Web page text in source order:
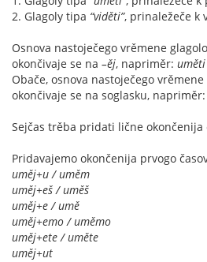
2. Glagoly tipa “viděti”, prinaležeče k
Osnova nastoječego vrěmene
okončivaje se na –ěj, napriměr:
Obače, osnova nastoječego
okončivaje se na soglasku, napriměr:
Sejčas trěba pridati lične
Pridavajemo okončenija prvogo
uměj+u / uměm
uměj+eš / uměš
uměj+e / umě
uměj+emo / uměmo
uměj+ete / uměte
uměj+ut